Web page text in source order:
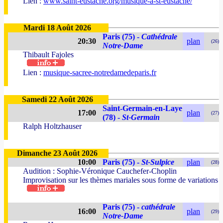
Mardi 18 Août 2026
20:30
Paris (75) - Cathédrale
Notre-Dame
plan (26)
Thibault Fajoles
Lien : musique-sacree-notredamedeparis.fr
Samedi 22 Août 2026
17:00
Saint-Germain-en-Laye
(78) - St-Germain
plan (27)
Ralph Holtzhauser
Dimanche 23 Août 2026
10:00
Paris (75) - St-Sulpice plan (28)
Audition : Sophie-Véronique Cauchefer-Choplin
Improvisation sur les thèmes mariales sous forme de variations
16:00
Paris (75) - cathédrale
Notre-Dame
plan (29)